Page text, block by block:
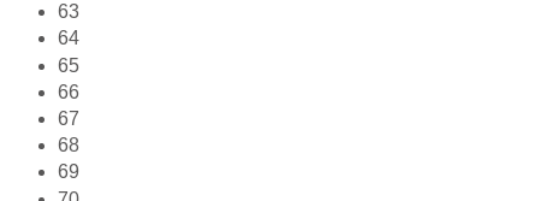
63
64
65
66
67
68
69